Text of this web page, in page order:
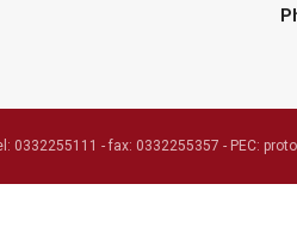
0332255111 - fax: 0332255357 - PEC: